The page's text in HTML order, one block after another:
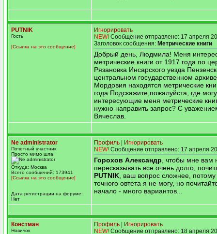
PUTNIK
Гость
[Ссылка на это сообщение]
Игнорировать
NEW! Сообщение отправлено: 17 апреля
Заголовок сообщения: Метрические книги
Добрый день, Людмила! Меня
метрические книги от 1917 года по
Рязановка Инсарского уезда
центральном государственном
Мордовия находятся метрические
года.Подскажите,пожалуйста, где
интересующие меня метрические
нужно направить запрос? С
Вячеслав.
Ne administrator
Почетный участник
Просто мимо шла
Откуда: Москва
Всего сообщений: 173941
[Ссылка на это сообщение]
Дата регистрации на форуме:
Нет
Профиль
Игнорировать
NEW! Сообщение отправлено: 17 апреля
Горохов Александр , чтобы мне вам
пересказывать все очень долго,
PUTNIK , ваш вопрос сложнее,
точного овтета я не могу, но
начало - много вариантов...
Констман
Новичок
Профиль
Игнорировать
NEW! Сообщение отправлено: 18 апреля